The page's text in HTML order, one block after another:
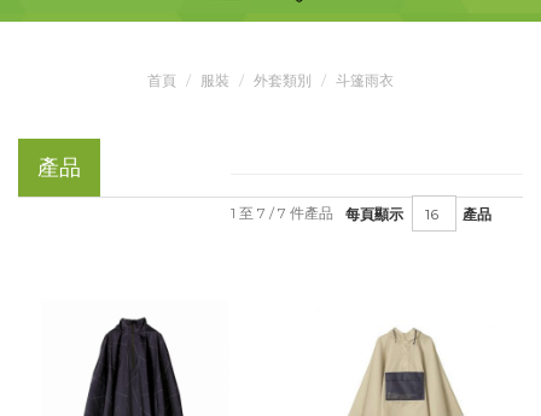
首頁 服裝 外套類別 斗篷雨衣
產品
每頁顯示 產品
1 至 7 / 7 件產品